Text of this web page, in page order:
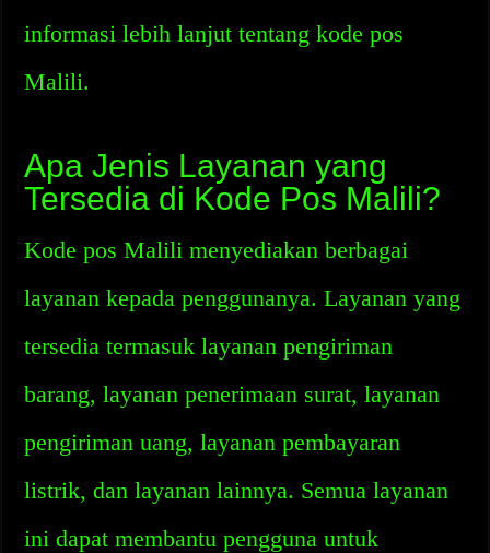
informasi lebih lanjut tentang kode pos
Malili.
Apa Jenis Layanan yang
Tersedia di Kode Pos Malili?
Kode pos Malili menyediakan berbagai
layanan kepada penggunanya. Layanan yang
tersedia termasuk layanan pengiriman
barang, layanan penerimaan surat, layanan
pengiriman uang, layanan pembayaran
listrik, dan layanan lainnya. Semua layanan
ini dapat membantu pengguna untuk